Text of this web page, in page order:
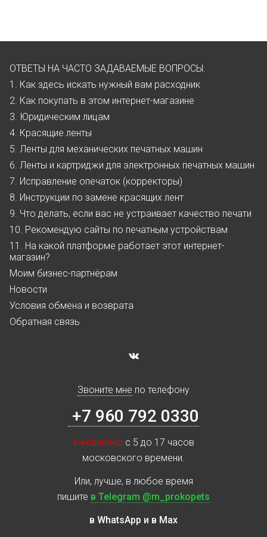
ОТВЕТЫ НА ЧАСТО ЗАДАВАЕМЫЕ ВОПРОСЫ:
1. Как здесь искать нужный вам расходник
2. Как покупать в этом интернет-магазине
3. Юридическим лицам
4. Красящие ленты
5. Ленты для механических печатных машин
6. Ленты и картриджи для электронных печатных машин
7. Исправление опечаток (корректоры)
8. Инструкции по замене красящих лент
9. Что делать, если вас не устраивает качество печати
10. Рекомендую сайты по печатным устройствам
11. На какой платформе работает этот интернет-
магазин?
Моим бизнес-партнёрам
Новости
Условия обмена и возврата
Обратная связь
Звоните мне по телефону
+7 960 792 0330
ежедневно с 5 до 17 часов
московского времени.
Или, лучше, в любое время
пишите в Telegram @m_prokopets
в WhatsApp и в Max